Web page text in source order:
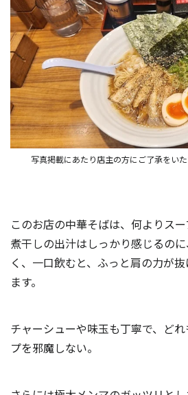
写真掲載にあたり店主の方にご了承をいた
このお店の中華そばは、何よりスー
煮干しの出汁はしっかり感じるの
く、 一口飲むと、ふっと肩の力が
ます。
チャーシューや味玉も丁寧で、ど
プを邪魔しない。